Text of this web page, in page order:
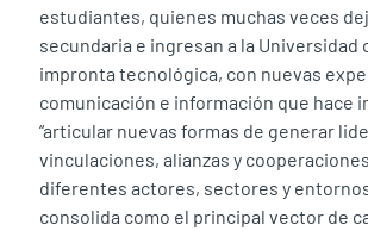
estudiantes, quienes muchas veces
secundaria e ingresan a la Universidad
impronta tecnológica, con nuevas
comunicación e información que hace
“articular nuevas formas de generar
vinculaciones, alianzas y
diferentes actores, sectores y
consolida como el principal vector de